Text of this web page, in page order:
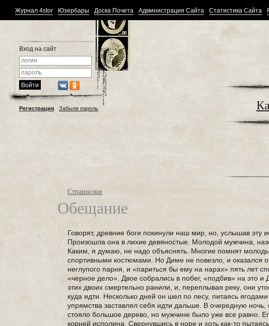
Журнал 4stor Юзербары Доска Почета Администрация Сайта Статистика Сайта
Вход на сайт
Регистрация Забыли пароль
Страшилки
Обещание
Говорят, древние боги покинули наш мир, но, услышав эту
Произошла она в лихие девяностые. Молодой мужчина,
Каким, я думаю, не надо объяснять. Многие помнят
спортивными костюмами. Но Диме не повезло, и оказался
неглупого парня, и «париться бы ему на нарах» пять лет
«черное дело». Двое собрались в побег, «подбив» на это
этих двоих смертельно ранили, и, переплывая реку, они
куда идти. Несколько дней он шел по лесу, питаясь
упрямства заставлял себя идти дальше. В очередную
стояло большое дерево, но мужчине было уже все равно.
корней исполина. Свернувшись в норе и хоть как-то